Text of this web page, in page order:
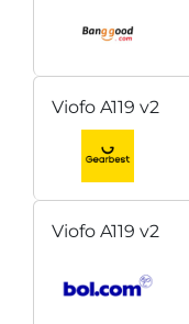
Viofo A119 v2
Viofo A119 v2